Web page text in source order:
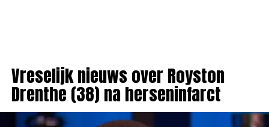
Vreselijk nieuws over Royston
Drenthe (38) na herseninfarct